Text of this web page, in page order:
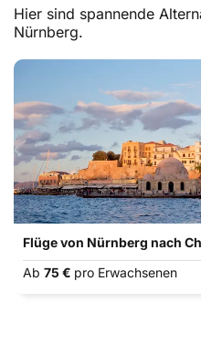
Hier sind spannende
Nürnberg.
Flüge von Nürnberg nach
Ab 75 € pro Erwachsenen